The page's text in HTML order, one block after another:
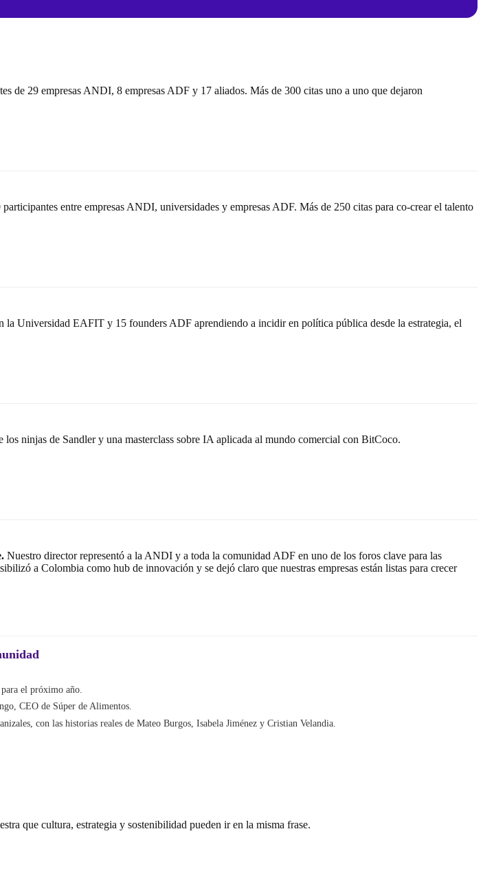
de 29 empresas ANDI, 8 empresas ADF y 17 aliados. Más de 300 citas uno a uno que dejaron
participantes entre empresas ANDI, universidades y empresas ADF. Más de 250 citas para co-crear el talento
la Universidad EAFIT y 15 founders ADF aprendiendo a incidir en política pública desde la estrategia, el
los ninjas de Sandler y una masterclass sobre IA aplicada al mundo comercial con BitCoco.
Nuestro director representó a la ANDI y a toda la comunidad ADF en uno de los foros clave para las
a Colombia como hub de innovación y se dejó claro que nuestras empresas están listas para crecer
el próximo año.
CEO de Súper de Alimentos.
con las historias reales de Mateo Burgos, Isabela Jiménez y Cristian Velandia.
que cultura, estrategia y sostenibilidad pueden ir en la misma frase.